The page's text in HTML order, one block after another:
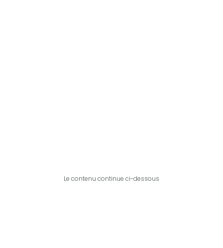
Le contenu continue ci-dessous